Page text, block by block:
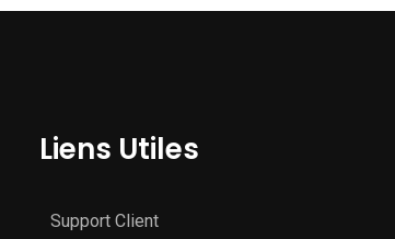
Liens Utiles
Support Client